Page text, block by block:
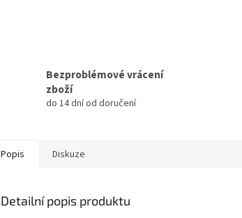
Bezproblémové vrácení
zboží
do 14 dní od doručení
Popis Diskuze
Detailní popis produktu